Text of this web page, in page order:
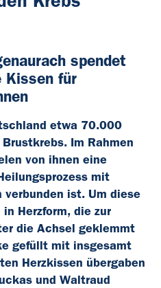
spendet
für
etwa 70.000
Im Rahmen
von ihnen eine
mit
verbunden ist. Um diese
Herzform, die zur
die Achsel geklemmt
gefüllt mit insgesamt
Herzkissen übergaben
und Waltraud